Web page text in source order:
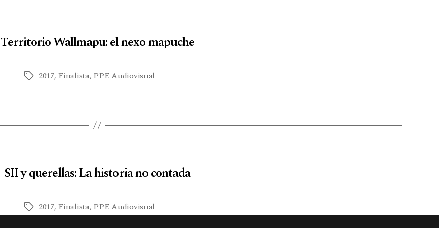
Territorio Wallmapu: el nexo mapuche
2017, Finalista, PPE Audiovisual
SII y querellas: La historia no contada
2017, Finalista, PPE Audiovisual